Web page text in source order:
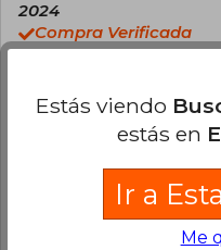
2024
Compra Verificada
encantando
Cargar más
Estás viendo
estás en
Ir a
Me